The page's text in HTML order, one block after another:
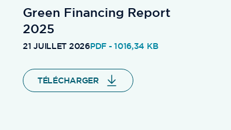
Green Financing Report
2025
21 JUILLET 2026PDF - 1016,34 KB
TÉLÉCHARGER